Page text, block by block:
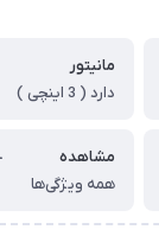
مانیتور
دارد ( 3 اینچی )
مشاهده
همه ویژگی‌ها